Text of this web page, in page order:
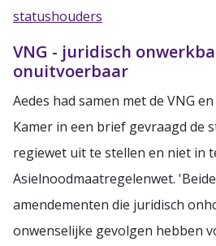
statushouders
VNG - juridisch
onuitvoerbaar
Aedes had samen met de VNG
Kamer in een brief gevraagd de
regiewet uit te stellen en niet in
Asielnoodmaatregelenwet.
amendementen die juridisch
onwenselijke gevolgen hebben